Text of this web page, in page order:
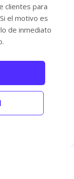
clientes para
el motivo es
de inmediato